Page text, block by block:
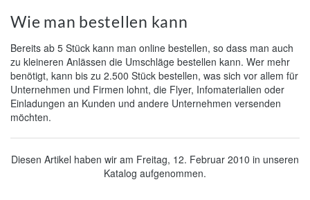
Wie man bestellen kann
Bereits ab 5 Stück kann man online bestellen, so dass man auch
zu kleineren Anlässen die Umschläge bestellen kann. Wer mehr
benötigt, kann bis zu 2.500 Stück bestellen, was sich vor allem für
Unternehmen und Firmen lohnt, die Flyer, Infomaterialien oder
Einladungen an Kunden und andere Unternehmen versenden
möchten.
Diesen Artikel haben wir am Freitag, 12. Februar 2010 in unseren
Katalog aufgenommen.